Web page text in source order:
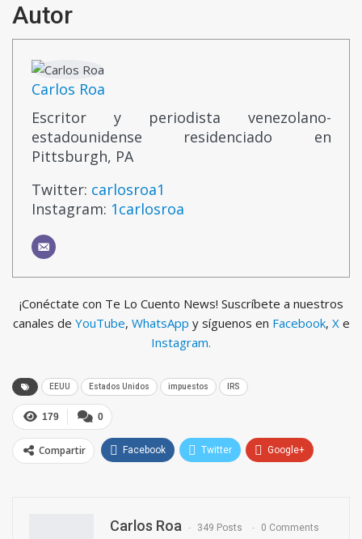
Autor
Carlos Roa
Escritor y periodista venezolano-
estadounidense residenciado en
Pittsburgh, PA
Twitter: carlosroa1
Instagram: 1carlosroa
¡Conéctate con Te Lo Cuento News! Suscríbete a nuestros
canales de YouTube, WhatsApp y síguenos en Facebook, X e
Instagram.
EEUU Estados Unidos impuestos IRS
0
179
Compartir Facebook Twitter Google+
Carlos Roa 349 Posts 0 Comments